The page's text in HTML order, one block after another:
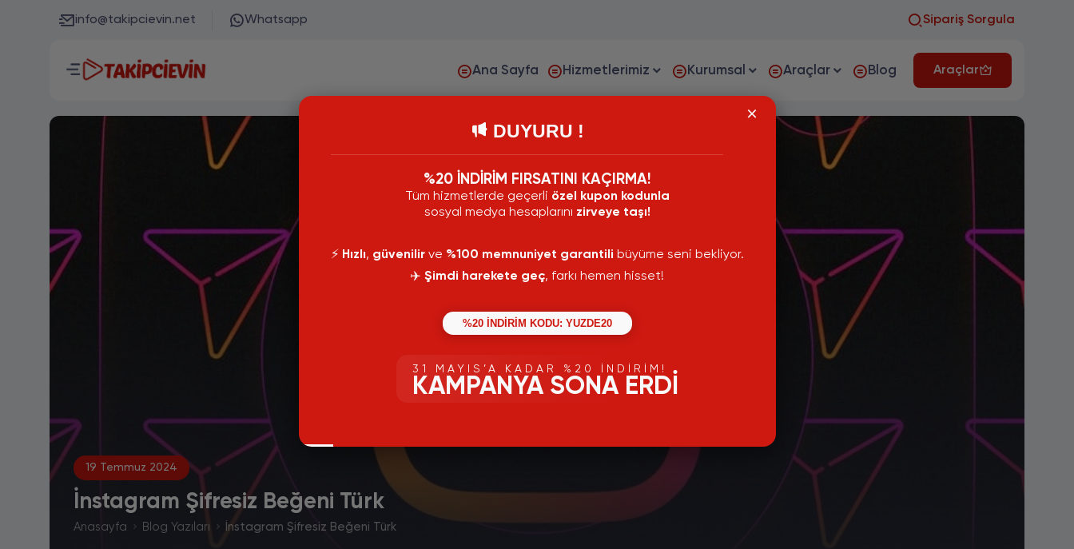
info@takipcievin.net Whatsapp Sipariş Sorgula
Ana Sayfa Hizmetlerimiz Kurumsal Araçlar Blog Araçlar
19 Temmuz 2024
İnstagram Şifresiz Beğeni Türk
Anasayfa Blog Yazıları İnstagram Şifresiz Beğeni Türk
DUYURU !
%20 İNDİRİM FIRSATINI KAÇIRMA!
Tüm hizmetlerde geçerli özel kupon kodunla
sosyal medya hesaplarını zirveye taşı!
⚡️ Hızlı, güvenilirve %100 memnuniyet garantili büyüme seni bekliyor.
✈️ Şimdi harekete geç, farkı hemen hisset!
%20 İNDİRİM KODU: YUZDE20
31 MAYIS’A KADAR %20 İNDIRIM!
KAMPANYA SONA ERDI